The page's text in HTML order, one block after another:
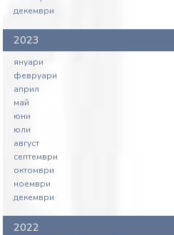
декември
2023
януари
февруари
април
май
юни
юли
август
септември
октомври
ноември
декември
2022